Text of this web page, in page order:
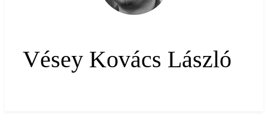
Vésey Kovács László